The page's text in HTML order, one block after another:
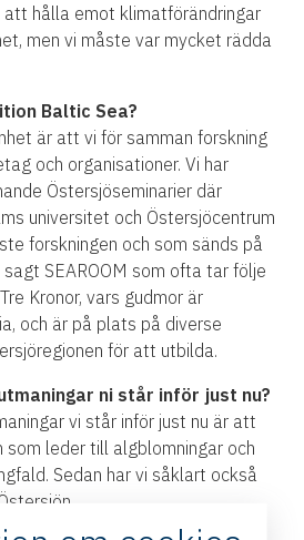
att hålla emot klimatförändringar
men vi måste var mycket rädda
Baltic Sea?
är att vi för samman forskning
och organisationer. Vi har
Östersjöseminarier där
universitet och Östersjöcentrum
forskningen och som sänds på
sagt SEAROOM som ofta tar följe
Kronor, vars gudmor är
och är på plats på diverse
för att utbilda.
ni står inför just nu?
vi står inför just nu är att
som leder till algblomningar och
Sedan har vi såklart också